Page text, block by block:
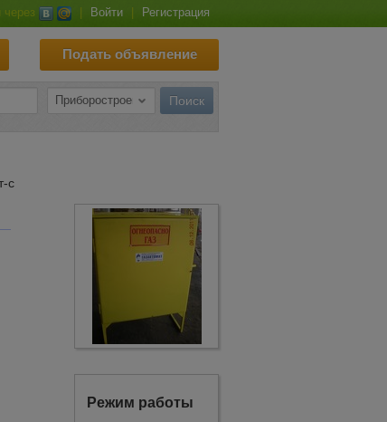
через Войти Регистрация
Подать объявление
с
Режим работы